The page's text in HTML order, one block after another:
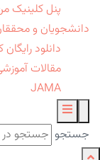
پنل کلینیک
دانشجویان و
دانلود
مقالات
JAMA
جستجو